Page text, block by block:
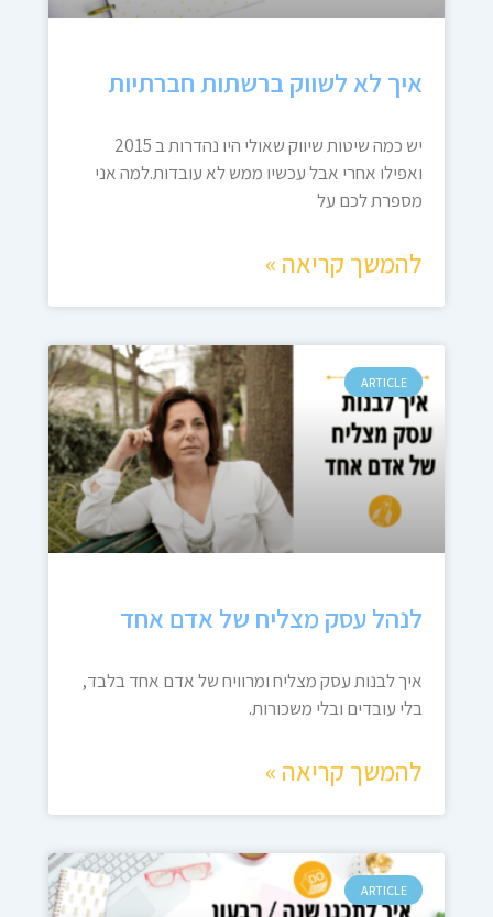
איך לא לשווק ברשתות חברתיות
יש כמה שיטות שיווק שאולי היו נהדרות ב 2015
ואפילו אחרי אבל עכשיו ממש לא עובדות.למה אני
מספרת לכם על
להמשך קריאה »
ARTICLE
לנהל עסק מצליח של אדם אחד
איך לבנות עסק מצליח ומרוויח של אדם אחד בלבד,
בלי עובדים ובלי משכורות.
להמשך קריאה »
ARTICLE